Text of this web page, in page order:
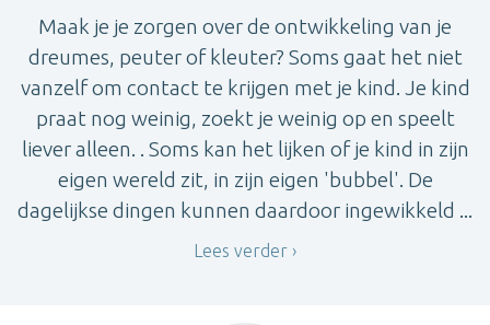
Maak je je zorgen over de ontwikkeling van je
dreumes, peuter of kleuter? Soms gaat het niet
vanzelf om contact te krijgen met je kind. Je kind
praat nog weinig, zoekt je weinig op en speelt
liever alleen. . Soms kan het lijken of je kind in zijn
eigen wereld zit, in zijn eigen 'bubbel'. De
dagelijkse dingen kunnen daardoor ingewikkeld ...
Lees verder